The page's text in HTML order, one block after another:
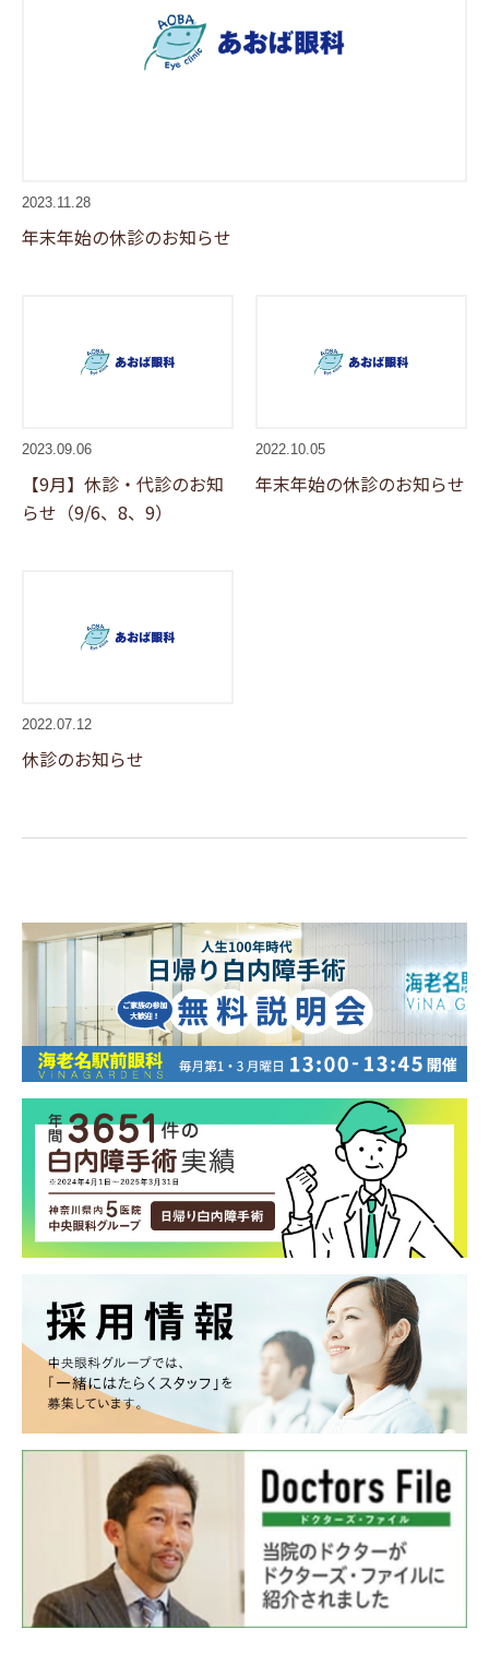
2023.11.28
年末年始の休診のお知らせ
2023.09.06
【9月】休診・代診のお知
らせ（9/6、8、9）
2022.10.05
年末年始の休診のお知らせ
2022.07.12
休診のお知らせ